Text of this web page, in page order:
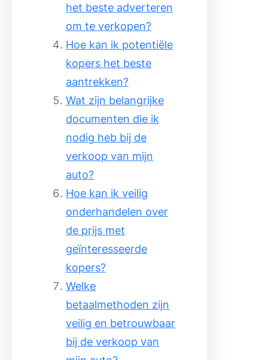
het beste adverteren
om te verkopen?
Hoe kan ik potentiële
kopers het beste
aantrekken?
Wat zijn belangrijke
documenten die ik
nodig heb bij de
verkoop van mijn
auto?
Hoe kan ik veilig
onderhandelen over
de prijs met
geïnteresseerde
kopers?
Welke
betaalmethoden zijn
veilig en betrouwbaar
bij de verkoop van